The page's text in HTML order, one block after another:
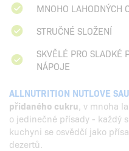
MNOHO LAHODNÝCH
STRUČNÉ SLOŽENÍ
SKVĚLÉ PRO SLADKÉ
NÁPOJE
ALLNUTRITION NUTLOVE
přidaného cukru , v mnoha
o jedinečné přísady - každý
kuchyni se osvědčí jako
dezertů.